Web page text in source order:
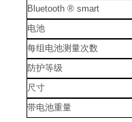
Bluetooth ® smart
电池
每组电池测量次数
防护等级
尺寸
带电池重量